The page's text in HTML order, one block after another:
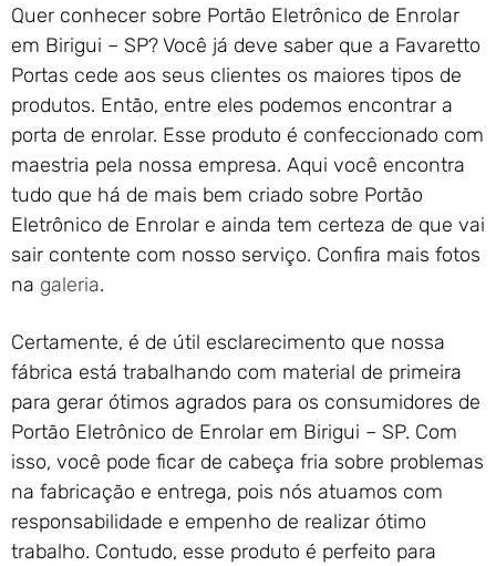
Enrolar em Petrópolis – RJ
Portão de Garagem de
Enrolar em Paraty – RJ
Portão de Garagem de
Enrolar em Nova Iguaçu – RJ
Portão de Garagem de
Enrolar em Nova Friburgo –
RJ
Quer conhecer sobre Portão Eletrônico de Enrolar
em Birigui – SP? Você já deve saber que a Favaretto
Portas cede aos seus clientes os maiores tipos de
produtos. Então, entre eles podemos encontrar a
porta de enrolar. Esse produto é confeccionado com
maestria pela nossa empresa. Aqui você encontra
tudo que há de mais bem criado sobre Portão
Eletrônico de Enrolar e ainda tem certeza de que vai
sair contente com nosso serviço. Confira mais fotos
na galeria.
Certamente, é de útil esclarecimento que nossa
fábrica está trabalhando com material de primeira
para gerar ótimos agrados para os consumidores de
Portão Eletrônico de Enrolar em Birigui – SP. Com
isso, você pode ficar de cabeça fria sobre problemas
na fabricação e entrega, pois nós atuamos com
responsabilidade e empenho de realizar ótimo
trabalho. Contudo, esse produto é perfeito para